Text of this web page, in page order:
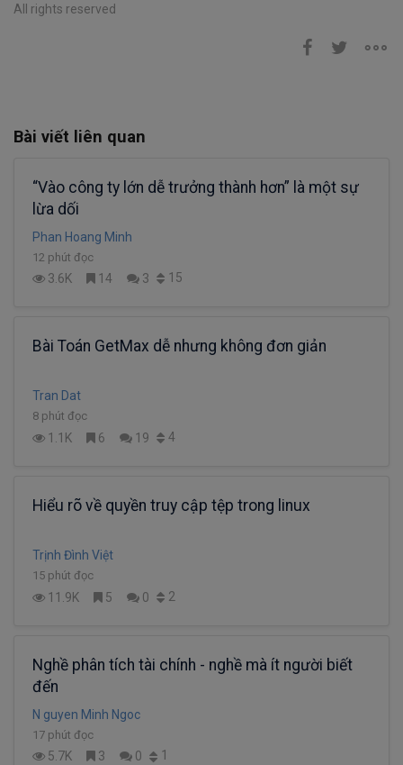
All rights reserved
Bài viết liên quan
“Vào công ty lớn dễ trưởng thành hơn” là một sự
lừa dối
Phan Hoang Minh
12 phút đọc
3.6K 14 3 15
Bài Toán GetMax dễ nhưng không đơn giản
Tran Dat
8 phút đọc
1.1K 6 19 4
Hiểu rõ về quyền truy cập tệp trong linux
Trịnh Đình Việt
15 phút đọc
11.9K 5 0 2
Nghề phân tích tài chính - nghề mà ít người biết
đến
N guyen Minh Ngoc
17 phút đọc
5.7K 3 0 1